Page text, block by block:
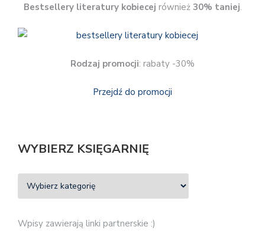
Bestsellery literatury kobiecej również30% taniej.
Rodzaj promocji: rabaty -30%
Przejdź do promocji
WYBIERZ KSIĘGARNIĘ
Wpisy zawierają linki partnerskie :)